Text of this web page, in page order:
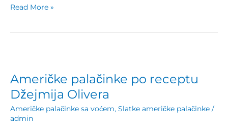
Read More »
Američke palačinke po receptu
Džejmija Olivera
Američke palačinke sa voćem, Slatke američke palačinke /
admin
po
receptu
Džejmija
Olivera